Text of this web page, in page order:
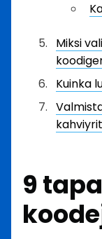
Miksi
Kuinka
9